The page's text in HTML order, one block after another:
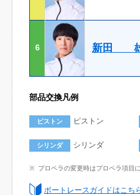
6 新田
部品交換凡例
ピストン ピストン
シリンダ シリンダ
プロペラの変更時はプロペラ項目
ボートレースガイドはこち